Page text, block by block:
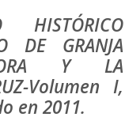
DE GRANJA
Y LA
Volumen I,
en 2011.